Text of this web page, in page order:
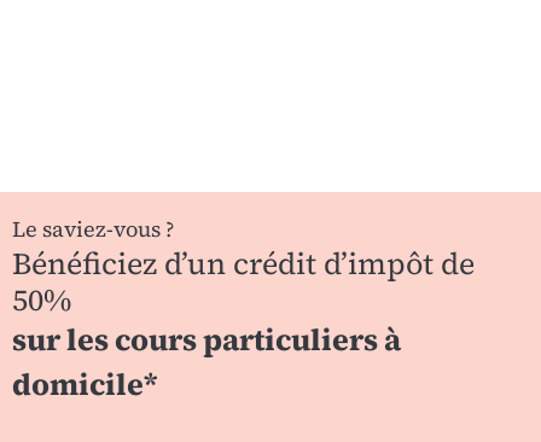
Le saviez-vous ?
Bénéficiez d’un crédit d’impôt de
50%
sur les cours particuliers à
domicile*